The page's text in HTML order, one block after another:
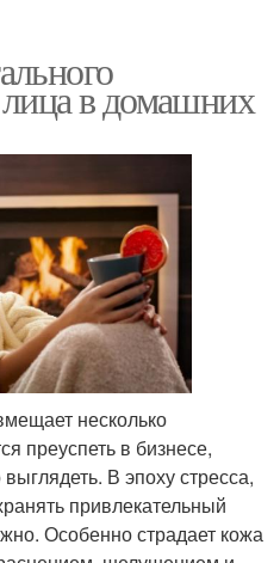
в домашних
несколько
преуспеть в бизнесе,
В эпоху стресса,
привлекательный
Особенно страдает кожа